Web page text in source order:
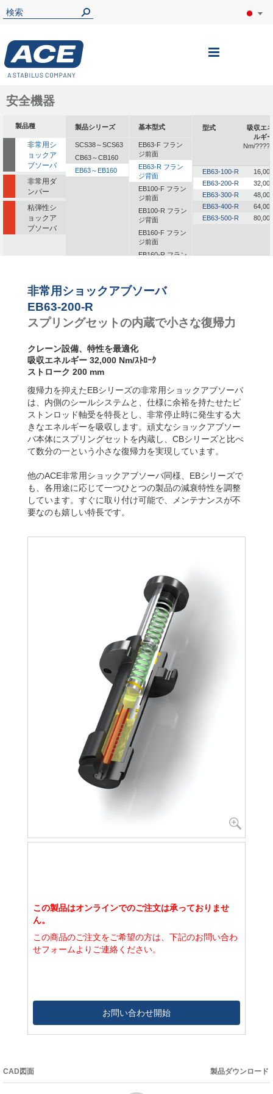
ナ
安全機器
製品種
非常用シ
ョックア
ブソーバ
非常用ダ
ンパー
粘弾性シ
ョックア
ブソーバ
製品シリーズ
SCS38～SCS63
CB63～CB160
EB63～EB160
基本型式
EB63-F フラン
ジ前面
EB63-R フラン
ジ背面
EB100-F フラン
ジ前面
EB100-R フラン
ジ背面
EB160-F フラン
ジ前面
EB160-R フラン
型式
吸収エネ
ルギー
Nm/?????
EB63-100-R
16,000
EB63-200-R
32,000
EB63-300-R
48,000
EB63-400-R
64,000
EB63-500-R
80,000
非常用ショックアブソーバ
EB63-200-R
スプリングセットの内蔵で小さな復帰力
クレーン設備、特性を最適化
吸収エネルギー 32,000 Nm/ｽﾄﾛｰｸ
ストローク 200 mm
復帰力を抑えたEBシリーズの非常用ショックアブソーバ
は、内側のシールシステムと、仕様に余裕を持たせたピ
ストンロッド軸受を特長とし、非常停止時に発生する大
きなエネルギーを吸収します。頑丈なショックアブソー
バ本体にスプリングセットを内蔵し、CBシリーズと比べ
て数分の一という小さな復帰力を実現しています。
他のACE非常用ショックアブソーバ同様、EBシリーズで
も、各用途に応じて一つひとつの製品の減衰特性を調整
しています。すぐに取り付け可能で、メンテナンスが不
要なのも嬉しい特長です。
この製品はオンラインでのご注文は承っておりませ
ん。
この商品のご注文をご希望の方は、下記のお問い合わ
せフォームよりご連絡ください。
お問い合わせ開始
CAD図面 製品ダウンロード